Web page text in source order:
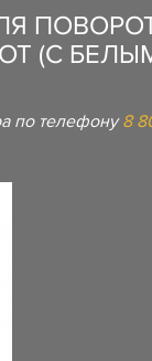
(С
по телефону8